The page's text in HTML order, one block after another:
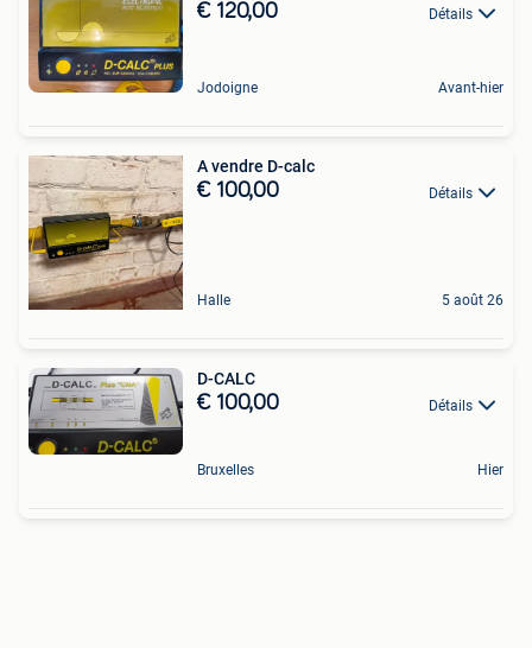
€ 120,00 Détails
Jodoigne Avant-hier
A vendre D-calc
€ 100,00 Détails
Halle 5 août 26
D-CALC
€ 100,00 Détails
Bruxelles Hier